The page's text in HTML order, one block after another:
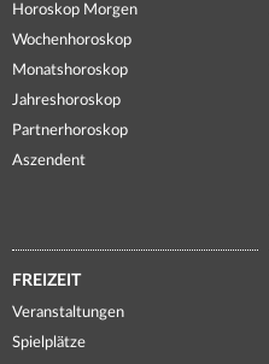
Horoskop Morgen
Wochenhoroskop
Monatshoroskop
Jahreshoroskop
Partnerhoroskop
Aszendent
FREIZEIT
Veranstaltungen
Spielplätze